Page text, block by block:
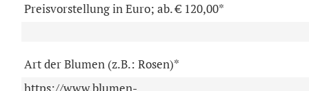
Preisvorstellung in Euro; ab. € 120,00*
Art der Blumen (z.B.: Rosen)*